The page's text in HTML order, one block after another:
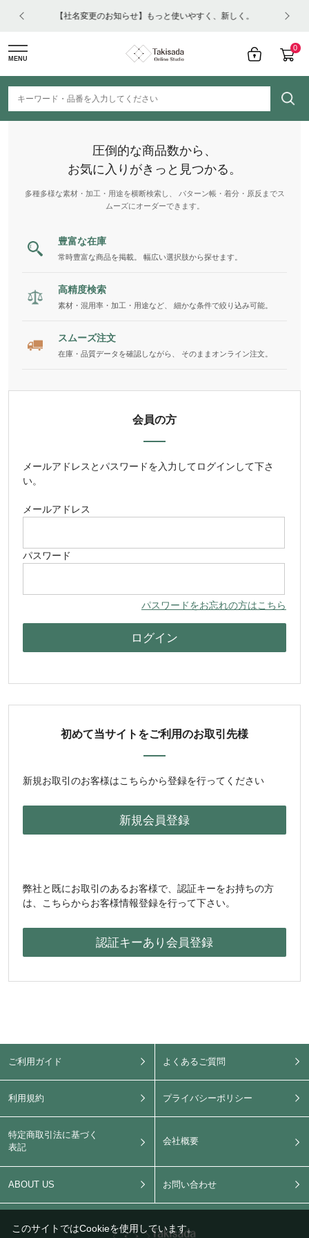
【社名変更のお知らせ】もっと使いやすく、新しく。
0
MENU
圧倒的な商品数から、
お気に入りがきっと見つかる。
多種多様な素材・加工・用途を横断検索し、 パターン帳・着分・原反までス
ムーズにオーダーできます。
豊富な在庫
常時豊富な商品を掲載。 幅広い選択肢から探せます。
高精度検索
素材・混用率・加工・用途など、 細かな条件で絞り込み可能。
スムーズ注文
在庫・品質データを確認しながら、 そのままオンライン注文。
会員の方
メールアドレス とパスワードを入力してログインして下さ
い。
メールアドレス
パスワード
パスワードをお忘れの方はこちら
初めて当サイトをご利用のお取引先様
新規お取引のお客様はこちらから登録を行ってください
弊社と既にお取引のあるお客様で、認証キーをお持ちの方
は、こちらからお客様情報登録を行って下さい。
ご利用ガイド よくあるご質問
利用規約 プライバシーポリシー
特定商取引法に基づく
表記
会社概要
ABOUT US お問い合わせ
このサイトではCookieを使用しています。